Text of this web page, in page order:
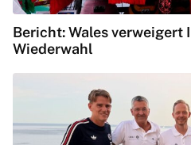
Bericht: Wales verweigert
Wiederwahl